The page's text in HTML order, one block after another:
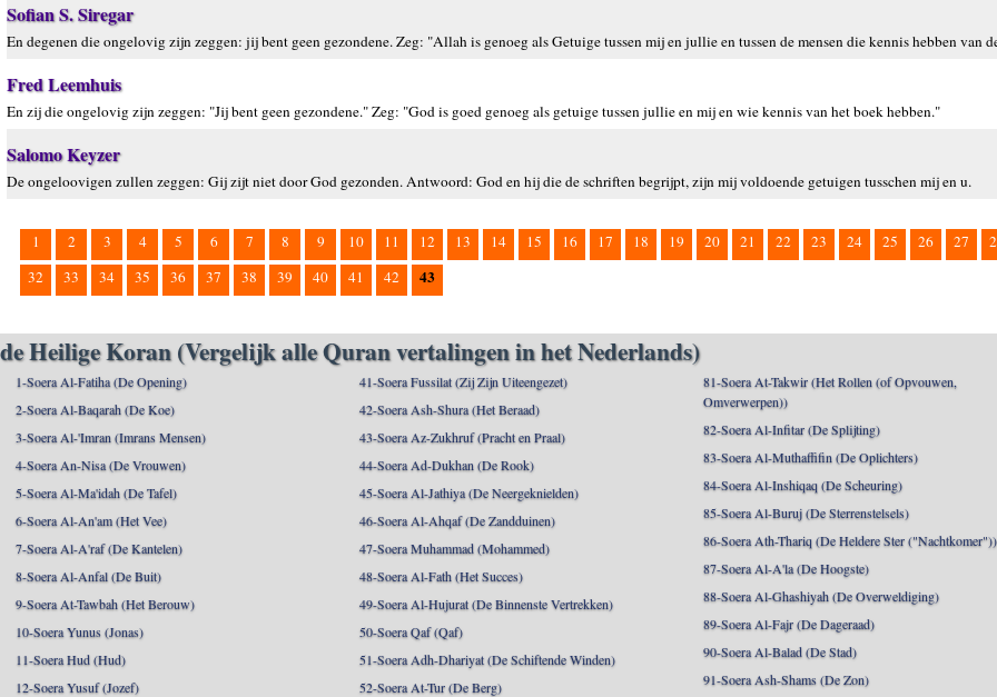
Sofian S. Siregar
En degenen die ongelovig zijn zeggen: jij bent geen gezondene. Zeg: "Allah is genoeg als Getuige tussen mij en jullie en tussen de mensen die kennis hebben van
Fred Leemhuis
En zij die ongelovig zijn zeggen: "Jij bent geen gezondene." Zeg: "God is goed genoeg als getuige tussen jullie en mij en wie kennis van het boek hebben."
Salomo Keyzer
De ongeloovigen zullen zeggen: Gij zijt niet door God gezonden. Antwoord: God en hij die de schriften begrijpt, zijn mij voldoende getuigen tusschen mij en u.
1 2 3 4 5 6 7 8 9 10 11 12 13 14 15 16 17 18 19 20 21 22 23 24 25 26 27
32
33 34 35 36 37 38 39 40 41 42 43
de Heilige Koran (Vergelijk alle Quran vertalingen in het Nederlands)
1-Soera Al-Fatiha (De Opening)
2-Soera Al-Baqarah (De Koe)
3-Soera Al-'Imran (Imrans Mensen)
4-Soera An-Nisa (De Vrouwen)
5-Soera Al-Ma'idah (De Tafel)
6-Soera Al-An'am (Het Vee)
7-Soera Al-A'raf (De Kantelen)
8-Soera Al-Anfal (De Buit)
9-Soera At-Tawbah (Het Berouw)
10-Soera Yunus (Jonas)
11-Soera Hud (Hud)
12-Soera Yusuf (Jozef)
41-Soera Fussilat (Zij Zijn Uiteengezet)
42-Soera Ash-Shura (Het Beraad)
43-Soera Az-Zukhruf (Pracht en Praal)
44-Soera Ad-Dukhan (De Rook)
45-Soera Al-Jathiya (De Neergeknielden)
46-Soera Al-Ahqaf (De Zandduinen)
47-Soera Muhammad (Mohammed)
48-Soera Al-Fath (Het Succes)
49-Soera Al-Hujurat (De Binnenste Vertrekken)
50-Soera Qaf (Qaf)
51-Soera Adh-Dhariyat (De Schiftende Winden)
52-Soera At-Tur (De Berg)
81-Soera At-Takwir (Het Rollen (of Opvouwen,
Omverwerpen))
82-Soera Al-Infitar (De Splijting)
83-Soera Al-Muthaffifin (De Oplichters)
84-Soera Al-Inshiqaq (De Scheuring)
85-Soera Al-Buruj (De Sterrenstelsels)
86-Soera Ath-Thariq (De Heldere Ster ("Nachtkomer"))
87-Soera Al-A'la (De Hoogste)
88-Soera Al-Ghashiyah (De Overweldiging)
89-Soera Al-Fajr (De Dageraad)
90-Soera Al-Balad (De Stad)
91-Soera Ash-Shams (De Zon)